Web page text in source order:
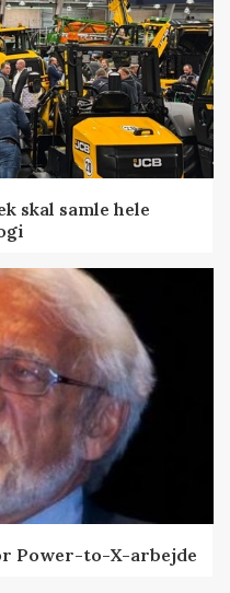
skal samle hele
Power-to-X-arbejde